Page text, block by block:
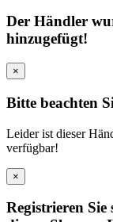
Der Händler
hinzugefügt!
×
Bitte beachten
Leider ist dieser
verfügbar!
×
Registrieren Sie